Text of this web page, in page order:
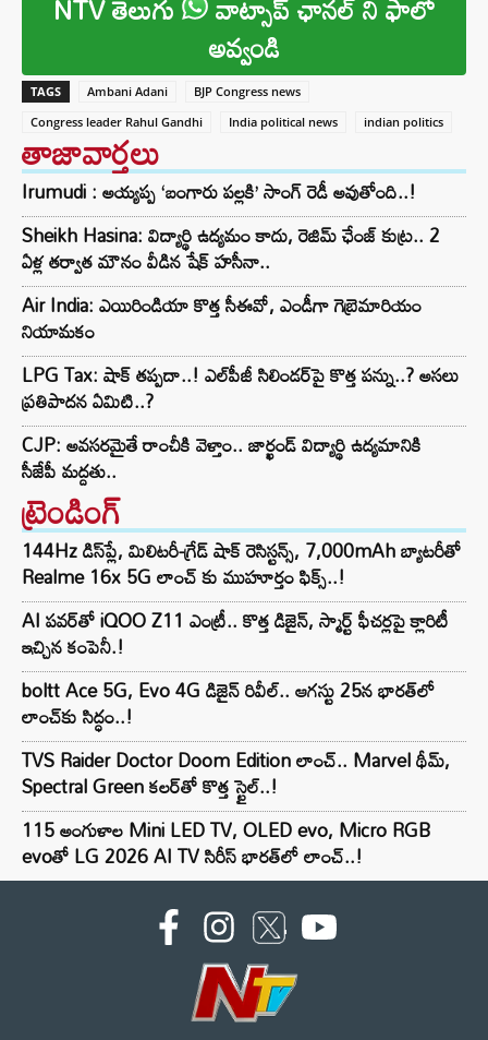
అవ్వండి
TAGS Ambani Adani
BJP Congress news
Congress leader Rahul Gandhi
India political news indian politics
తాజావార్తలు
Irumudi : అయ్యప్ప ‘బంగారు పల్లకి’ సాంగ్ రెడీ అవుతోంది..!
Sheikh Hasina: విద్యార్థి ఉద్యమం కాదు, రెజిమ్ ఛేంజ్ కుట్ర.. 2
ఏళ్ల తర్వాత మౌనం వీడిన షేక్ హసీనా..
Air India: ఎయిరిండియా కొత్త సీఈవో, ఎండీగా గెబ్రెమారియం
నియామకం
LPG Tax: షాక్‌ తప్పదా..! ఎల్‌పీజీ సిలిండర్‌పై కొత్త పన్ను..? అసలు
ప్రతిపాదన ఏమిటి..?
CJP: అవసరమైతే రాంచీకి వెళ్తాం.. జార్ఖండ్ విద్యార్థి ఉద్యమానికి
సీజేపీ మద్దతు..
ట్రెండింగ్‌
144Hz డిస్‌ప్లే, మిలిటరీ-గ్రేడ్ షాక్ రెసిస్టన్స్, 7,000mAh బ్యాటరీతో
Realme 16x 5G లాంచ్ కు ముహూర్తం ఫిక్స్..!
AI పవర్‌తో iQOO Z11 ఎంట్రీ.. కొత్త డిజైన్, స్మార్ట్ ఫీచర్లపై క్లారిటీ
ఇచ్చిన కంపెనీ.!
boltt Ace 5G, Evo 4G డిజైన్ రివీల్.. ఆగస్టు 25న భారత్‌లో
లాంచ్‌కు సిద్ధం..!
TVS Raider Doctor Doom Edition లాంచ్.. Marvel థీమ్,
Spectral Green కలర్‌తో కొత్త స్టైల్..!
115 అంగుళాల Mini LED TV, OLED evo, Micro RGB
evoతో LG 2026 AI TV సిరీస్ భారత్‌లో లాంచ్..!